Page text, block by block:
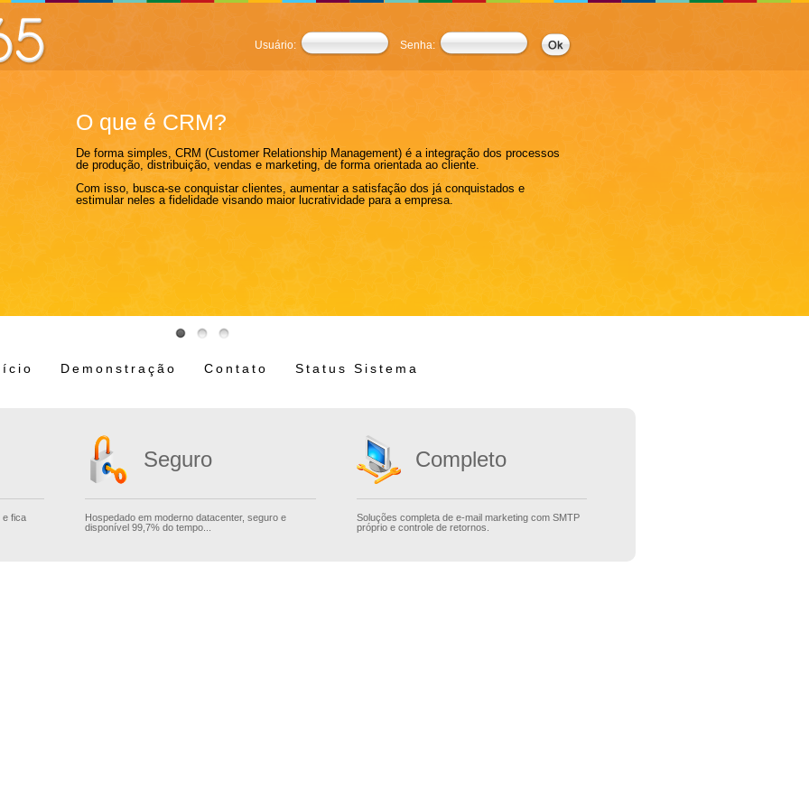
Usuário: Senha:
O que é CRM?
De forma simples, CRM (Customer Relationship Management) é a integração dos processos
de produção, distribuição, vendas e marketing, de forma orientada ao cliente.
Com isso, busca-se conquistar clientes, aumentar a satisfação dos já conquistados e
estimular neles a fidelidade visando maior lucratividade para a empresa.
Demonstração Contato Status Sistema
e fica
Seguro
Hospedado em moderno datacenter, seguro e
disponível 99,7% do tempo...
Completo
Soluções completa de e-mail marketing com SMTP
próprio e controle de retornos.